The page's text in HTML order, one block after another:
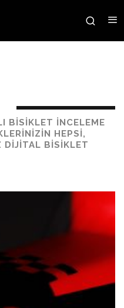
BISIKLET INCELEME
HEPSI,
DIJITAL BISIKLET